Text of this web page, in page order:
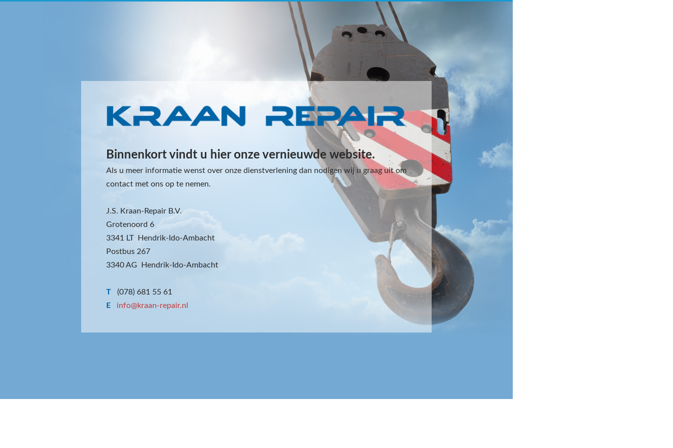
Binnenkort vindt u hier onze vernieuwde website.
Als u meer informatie wenst over onze dienstverlening dan nodigen wij u graag uit om
contact met ons op te nemen.
J.S. Kraan-Repair B.V.
Grotenoord 6
3341 LT Hendrik-Ido-Ambacht
Postbus 267
3340 AG Hendrik-Ido-Ambacht
T
(078) 681 55 61
E
info@kraan-repair.nl